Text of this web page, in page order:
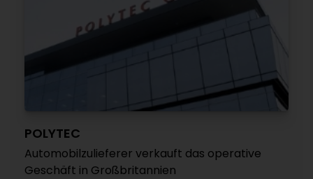
POLYTEC
Automobilzulieferer verkauft das operative
Geschäft in Großbritannien